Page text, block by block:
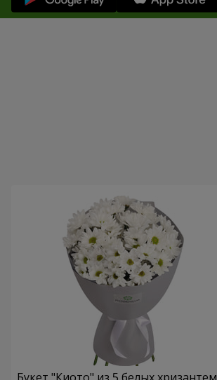
Букет "Киото" из 5 белых хризантем